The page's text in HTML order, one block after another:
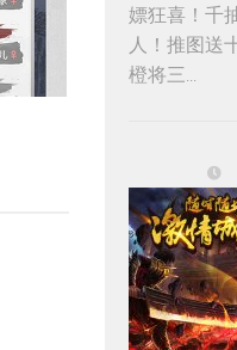
嫖狂喜！千
人！推图送
橙将三...